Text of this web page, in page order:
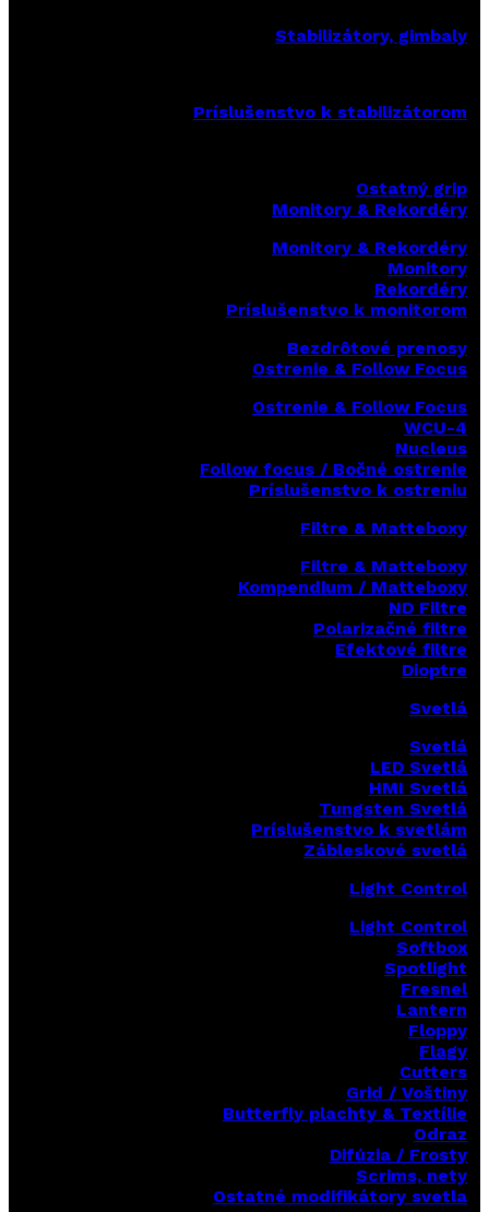
Stabilizátory, gimbaly
Príslušenstvo k stabilizátorom
Ostatný grip
Monitory & Rekordéry
Monitory & Rekordéry
Monitory
Rekordéry
Príslušenstvo k monitorom
Bezdrôtové prenosy
Ostrenie & Follow Focus
Ostrenie & Follow Focus
WCU-4
Nucleus
Follow focus / Bočné ostrenie
Príslušenstvo k ostreniu
Filtre & Matteboxy
Filtre & Matteboxy
Kompendium / Matteboxy
ND Filtre
Polarizačné filtre
Efektové filtre
Dioptre
Svetlá
Svetlá
LED Svetlá
HMI Svetlá
Tungsten Svetlá
Príslušenstvo k svetlám
Zábleskové svetlá
Light Control
Light Control
Softbox
Spotlight
Fresnel
Lantern
Floppy
Flagy
Cutters
Grid / Voštiny
Butterfly plachty & Textílie
Odraz
Difúzia / Frosty
Scrims, nety
Ostatné modifikátory svetla